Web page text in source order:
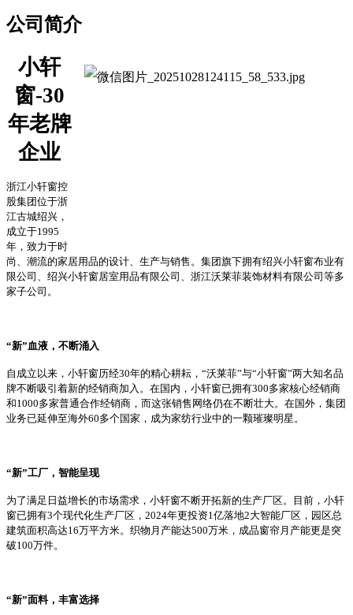
公司简介
小轩
窗-30
年老牌
企业
浙江小轩窗控
股集团位于浙
江古城绍兴，
成立于1995
年， 致力于时
尚、潮流的家居用品的设计、生产与销售。集团旗下拥有绍兴小轩窗布业有
限公司、绍兴小轩窗居室用品有限公司、浙江沃莱菲装饰材料有限公司等多
家子公司。
“新”血液，不断涌入
自成立以来，小轩窗历经30年的精心耕耘，“沃莱菲”与“小轩窗”两大知名品
牌不断吸引着新的经销商加入 。 在国内，小轩窗已拥有300多家核心经销商
和1000多家普通合作经销商，而这张销售网络仍在不断壮大。 在国外 ， 集团
业务已延伸至海外60多个国家，成为家纺行业中的一颗璀璨明星。
“新”工厂，智能呈现
为了满足日益增长的市场需求，小轩窗不断开拓新的生产厂区。目前，小轩
窗已拥有3个现代化生产厂区 ， 2024年更投资1亿落地2大智能厂区，园区总
建筑面积高达16万平方米。织物月产能达500万米，成品窗帘月产能更是突
破100万件。
“新”面料，丰富选择